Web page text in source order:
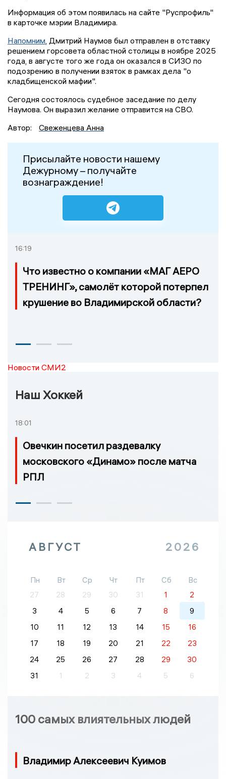
Информация об этом появилась на сайте "Руспрофиль"
в карточке мэрии Владимира.
Напомним, Дмитрий Наумов был отправлен в отставку
решением горсовета областной столицы в ноябре 2025
года, в августе того же года он оказался в СИЗО по
подозрению в получении взяток в рамках дела "о
кладбищенской мафии".
Сегодня состоялось судебное заседание по делу
Наумова. Он выразил желание отправится на СВО.
Автор:
Свеженцева Анна
Присылайте новости нашему
Дежурному – получайте
вознаграждение!
16:19
Что известно о компании «МАГ АЕРО
ТРЕНИНГ», самолёт которой потерпел
крушение во Владимирской области?
Новости СМИ2
Наш Хоккей
18:01
Овечкин посетил раздевалку
московского «Динамо» после матча
РПЛ
АВГУСТ 2026
Пн Вт Ср Чт Пт Сб
Вс
27
28 29 30 31 1
2
3
4 5 6 7 8
9
10
11 12 13 14 15
16
17
18 19 20 21 22
23
24
25 26 27 28 29
30
31
1 2 3 4 5 6
100 самых влиятельных людей
Владимир Алексеевич Куимов